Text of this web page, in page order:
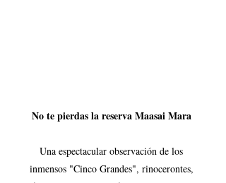
No te pierdas la reserva Maasai Mara
Una espectacular observación de los
inmensos "Cinco Grandes", rinocerontes,